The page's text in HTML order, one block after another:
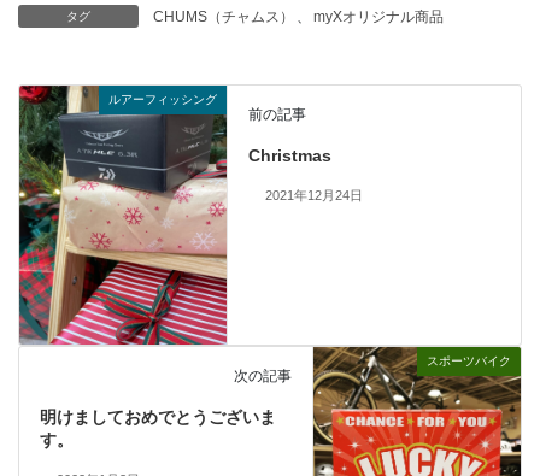
タグ CHUMS（チャムス） 、 myXオリジナル商品
ルアーフィッシング
前の記事
Christmas
2021年12月24日
スポーツバイク
次の記事
明けましておめでとうございま
す。